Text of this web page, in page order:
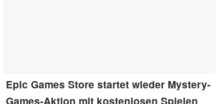
Epic Games Store startet wieder Mystery-
Games-Aktion mit kostenlosen Spielen